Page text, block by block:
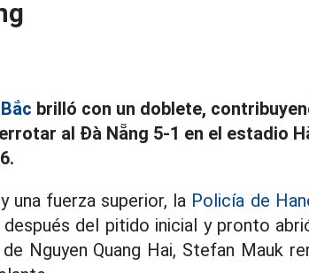
brilló con un doblete,
al Đà Nẵng 5-1 en el estadio
una fuerza superior, la Policía de
del pitido inicial y pronto
Nguyen Quang Hai, Stefan Mauk